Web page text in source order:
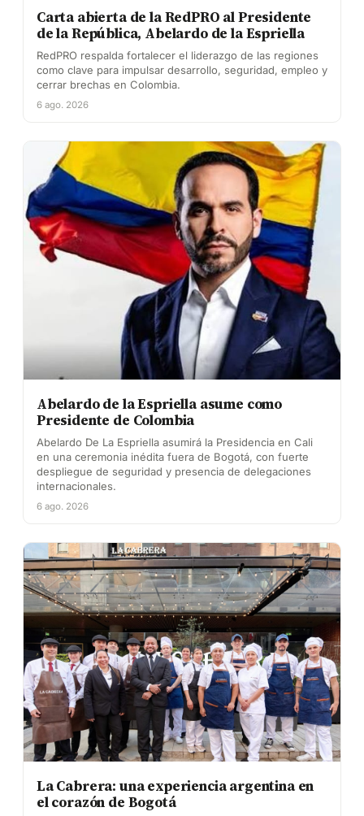
Carta abierta de la RedPRO al Presidente
de la República, Abelardo de la Espriella
RedPRO respalda fortalecer el liderazgo de las regiones
como clave para impulsar desarrollo, seguridad, empleo y
cerrar brechas en Colombia.
6 ago. 2026
Abelardo de la Espriella asume como
Presidente de Colombia
Abelardo De La Espriella asumirá la Presidencia en Cali
en una ceremonia inédita fuera de Bogotá, con fuerte
despliegue de seguridad y presencia de delegaciones
internacionales.
6 ago. 2026
La Cabrera: una experiencia argentina en
el corazón de Bogotá